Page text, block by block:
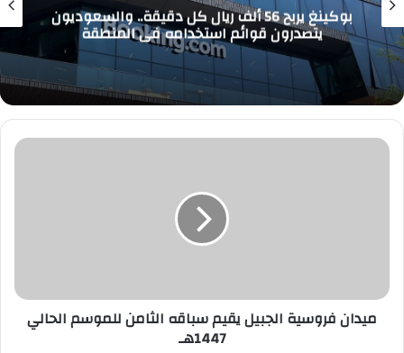
بوكينغ يربح 56 ألف ريال كل دقيقة.. والسعوديون
يتصدرون قوائم استخدامه في المنطقة
ميدان
1447هـ
ميدان فروسية الجبيل يقيم سباقه الثامن للموسم الحالي
1447هـ